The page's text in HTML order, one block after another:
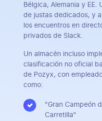
Bélgica, Alemania y
de justas dedicados, y
los encuentros en
privados de Slack.
Un almacén incluso
clasificación no oficial
de Pozyx, con
como:
"Gran Campeón
Carretilla"